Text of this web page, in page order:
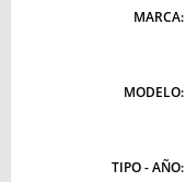
MARCA:
MODELO:
TIPO - AÑO: